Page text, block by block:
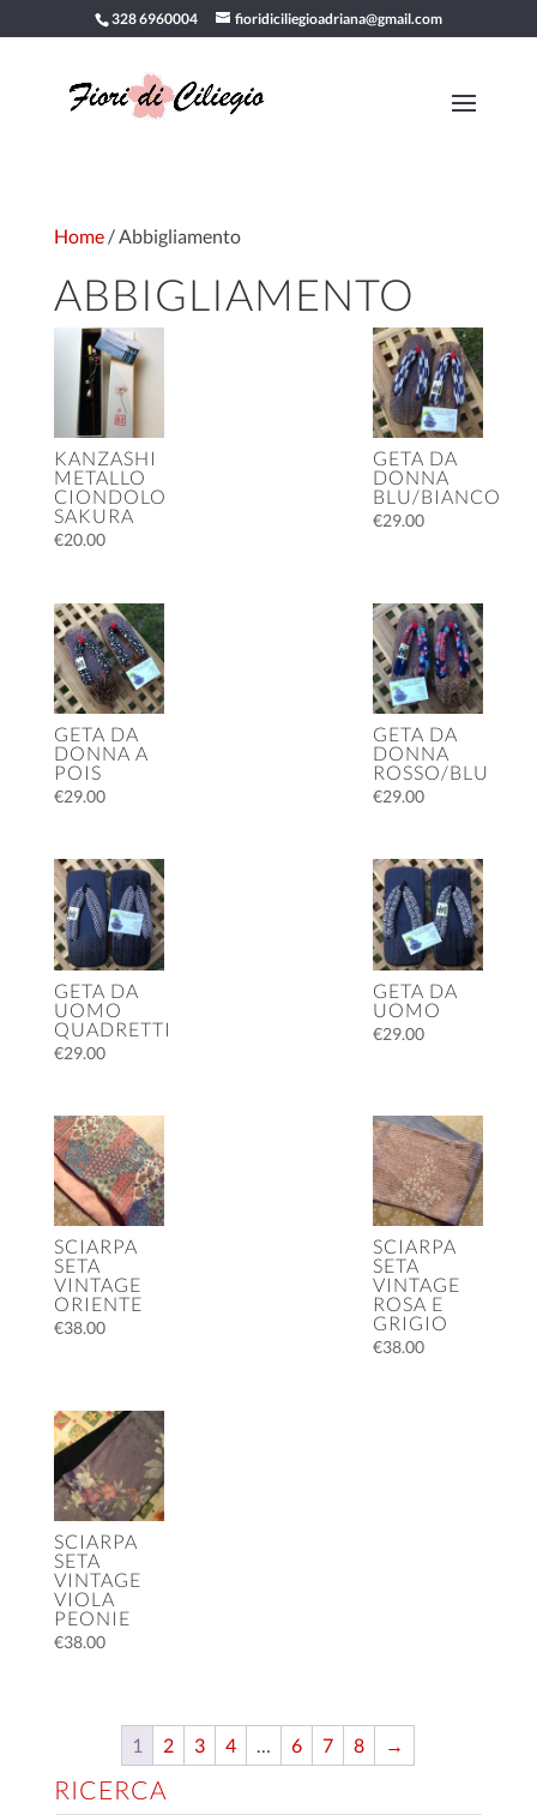
328 6960004 fioridiciliegioadriana@gmail.com
Home/ Abbigliamento
ABBIGLIAMENTO
KANZASHI
METALLO
CIONDOLO
SAKURA
€20.00
GETA DA
DONNA
BLU/BIANCO
€29.00
GETA DA
DONNA A
POIS
€29.00
GETA DA
DONNA
ROSSO/BLU
€29.00
GETA DA
UOMO
QUADRETTI
€29.00
GETA DA
UOMO
€29.00
SCIARPA
SETA
VINTAGE
ORIENTE
€38.00
SCIARPA
SETA
VINTAGE
ROSA E
GRIGIO
€38.00
SCIARPA
SETA
VINTAGE
VIOLA
PEONIE
€38.00
1 2 3 4 … 6 7 8 →
RICERCA